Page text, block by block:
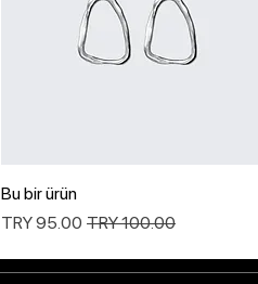
Bu bir ürün
سعر عادي
سعر البيع